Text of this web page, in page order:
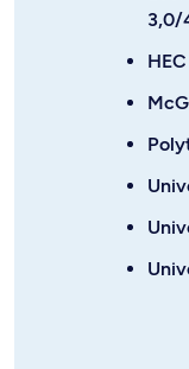
3,0/